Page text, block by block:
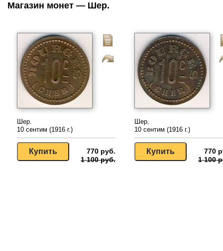
Магазин монет — Шер.
Шер.
10 сентим (1916 г.)
770 руб.
1 100 руб.
Шер.
10 сентим (1916 г.)
770
1 100